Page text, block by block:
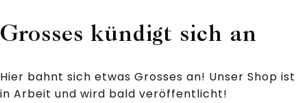
Grosses kündigt sich an
Hier bahnt sich etwas Grosses an! Unser Shop ist
in Arbeit und wird bald veröffentlicht!